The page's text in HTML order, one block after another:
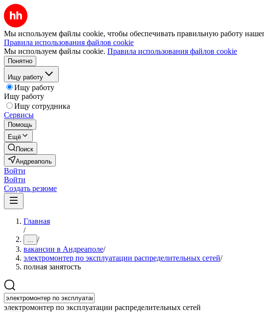
Мы используем файлы cookie, чтобы обеспечивать правильную работу
Правила использования файлов cookie
Мы используем файлы cookie. Правила использования файлов cookie
Понятно
Ищу работу
Ищу работу
Ищу работу
Ищу сотрудника
Сервисы
Помощь
Ещё
Поиск
Андреаполь
Войти
Войти
Создать резюме
Главная
/
... /
вакансии в Андреаполе/
электромонтер по эксплуатации распределительных сетей/
полная занятость
электромонтер по эксплуатации распределительных сетей